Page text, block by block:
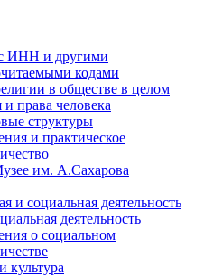
ИНН и другими
кодами
в обществе в целом
и права человека
структуры
и практическое
им. А.Сахарова
и социальная деятельность
деятельность
о социальном
культура